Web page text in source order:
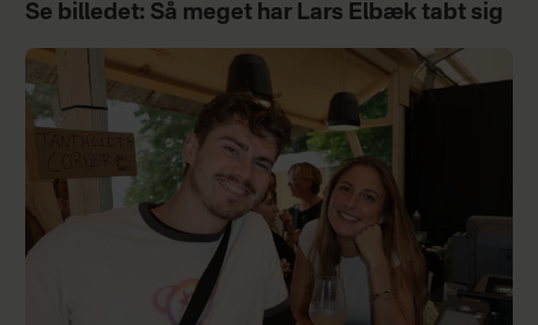
Se billedet: Så meget har Lars Elbæk tabt sig